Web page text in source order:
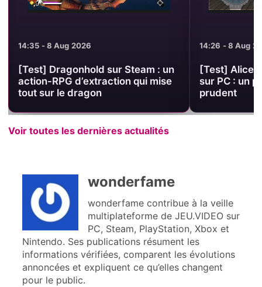
14:35 - 8 Aug 2026
[Test] Dragonhold sur Steam : un
action-RPG d’extraction qui mise
tout sur le dragon
14:26 - 8 Aug
[Test] Alice
sur PC : un
prudent
Voir toutes les dernières actualités
wonderfame
wonderfame contribue à la veille
multiplateforme de JEU.VIDEO sur
PC, Steam, PlayStation, Xbox et
Nintendo. Ses publications résument les
informations vérifiées, comparent les évolutions
annoncées et expliquent ce qu’elles changent
pour le public.